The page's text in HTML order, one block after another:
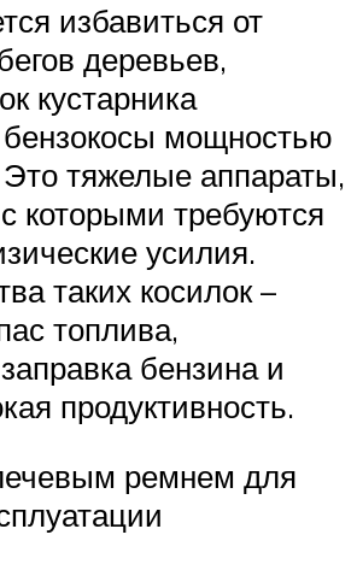
избавиться от
деревьев,
кустарника
мощностью
тяжелые аппараты,
которыми требуются
усилия.
таких косилок –
топлива,
бензина и
продуктивность.
ремнем для